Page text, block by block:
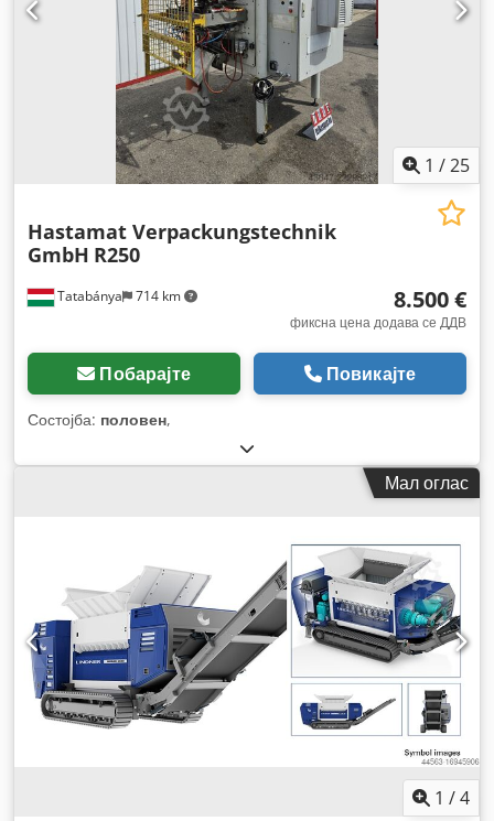
1 /25
Tatabánya 714 km
Hastamat Verpackungstechnik
GmbH R250
8.500 €
фиксна цена додава се ДДВ
Побарајте Повикајте
Состојба: половен,
Мал оглас
1 /4